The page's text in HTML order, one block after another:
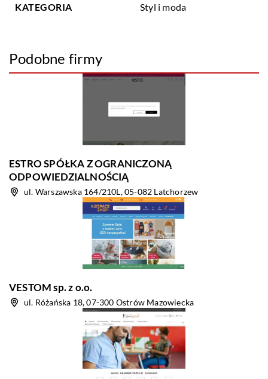
KATEGORIA Styl i moda
Podobne firmy
ESTRO SPÓŁKA Z OGRANICZONĄ
ODPOWIEDZIALNOŚCIĄ
ul. Warszawska 164/210L, 05-082 Latchorzew
VESTOM sp. z o.o.
ul. Różańska 18, 07-300 Ostrów Mazowiecka